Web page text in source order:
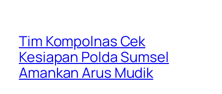
Tim Kompolnas Cek
Kesiapan Polda Sumsel
Amankan Arus Mudik